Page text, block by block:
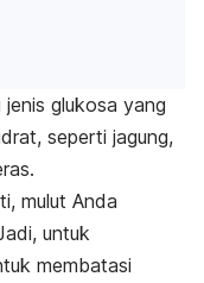
glukosa yang
seperti jagung,
mulut Anda
untuk
membatasi